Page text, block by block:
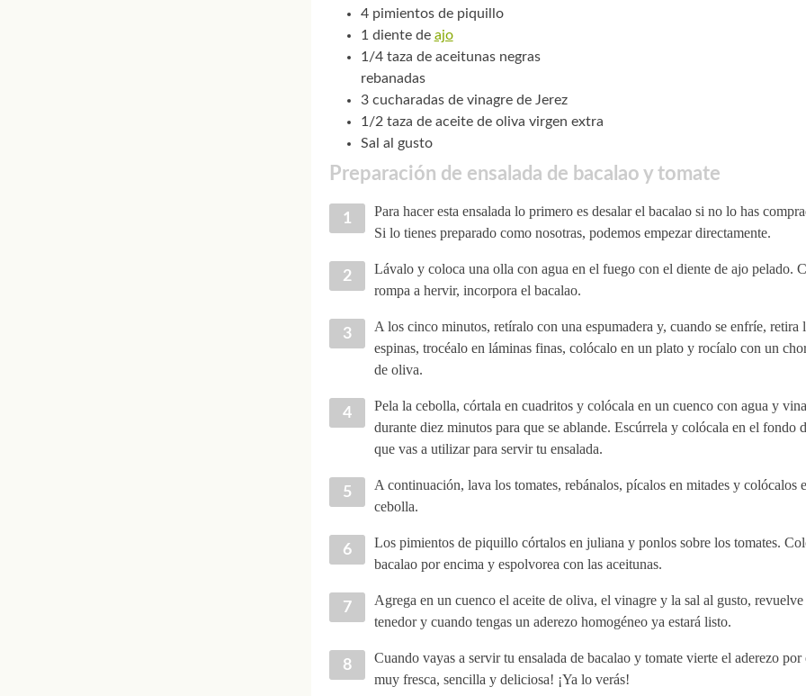
4 pimientos de piquillo
1 diente de ajo
1/4 taza de aceitunas negras
rebanadas
3 cucharadas de vinagre de Jerez
1/2 taza de aceite de oliva virgen extra
Sal al gusto
Preparación de ensalada de bacalao y tomate
Para hacer esta ensalada lo primero es desalar el bacalao si no lo has
Si lo tienes preparado como nosotras, podemos empezar directamente.
Lávalo y coloca una olla con agua en el fuego con el diente de ajo pelado.
rompa a hervir, incorpora el bacalao.
A los cinco minutos, retíralo con una espumadera y, cuando se enfríe, retira
espinas, trocéalo en láminas finas, colócalo en un plato y rocíalo con un
de oliva.
Pela la cebolla, córtala en cuadritos y colócala en un cuenco con agua y
durante diez minutos para que se ablande. Escúrrela y colócala en el fondo
que vas a utilizar para servir tu ensalada.
A continuación, lava los tomates, rebánalos, pícalos en mitades y colócalos
cebolla.
Los pimientos de piquillo córtalos en juliana y ponlos sobre los tomates.
bacalao por encima y espolvorea con las aceitunas.
Agrega en un cuenco el aceite de oliva, el vinagre y la sal al gusto,
tenedor y cuando tengas un aderezo homogéneo ya estará listo.
Cuando vayas a servir tu ensalada de bacalao y tomate vierte el aderezo por
muy fresca, sencilla y deliciosa! ¡Ya lo verás!